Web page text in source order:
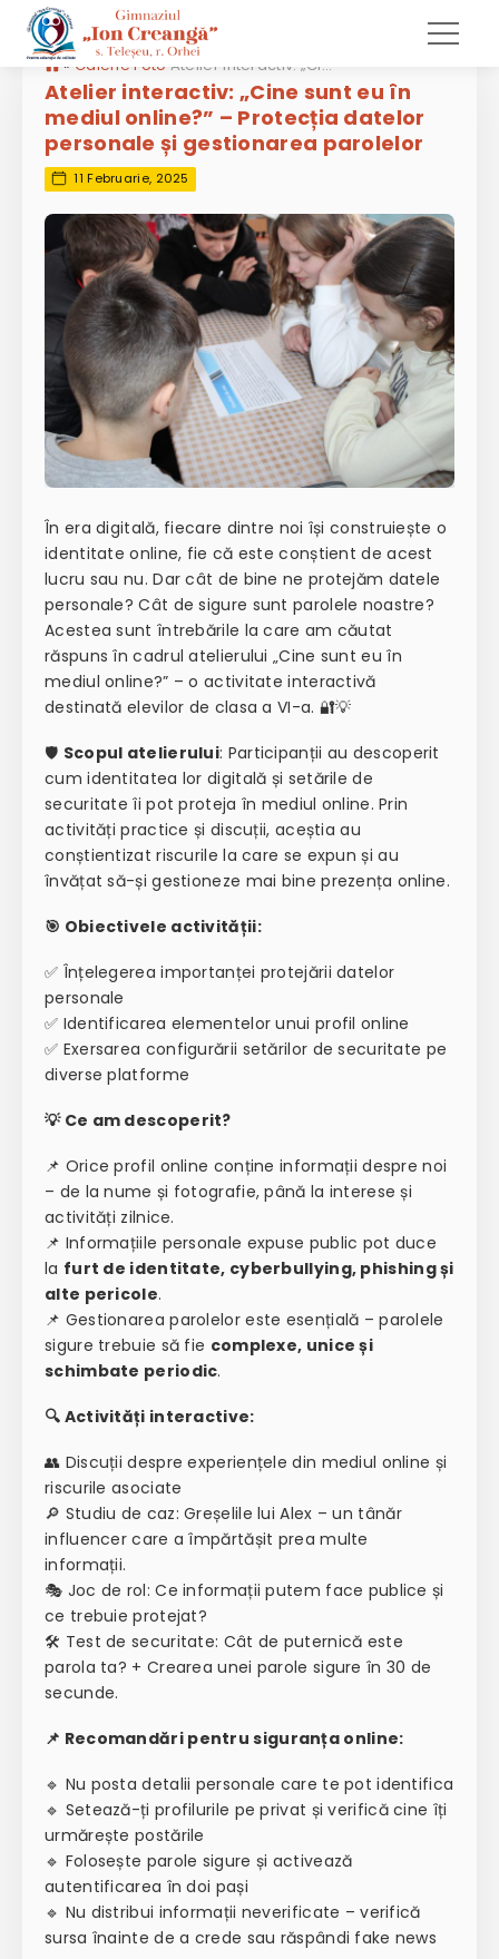
»Galerie Foto Atelier interactiv: „Cine sunt eu în mediul online?” – Protecția datelor personale și gestionarea parolelor
Atelier interactiv: „Cine sunt eu în
mediul online?” – Protecția datelor
personale și gestionarea parolelor
11 Februarie, 2025
În era digitală, fiecare dintre noi își construiește o
identitate online, fie că este conștient de acest
lucru sau nu. Dar cât de bine ne protejăm datele
personale? Cât de sigure sunt parolele noastre?
Acestea sunt întrebările la care am căutat
răspuns în cadrul atelierului „Cine sunt eu în
mediul online?” – o activitate interactivă
destinată elevilor de clasa a VI-a. 🔐💡
🛡 Scopul atelierului: Participanții au descoperit
cum identitatea lor digitală și setările de
securitate îi pot proteja în mediul online. Prin
activități practice și discuții, aceștia au
conștientizat riscurile la care se expun și au
învățat să-și gestioneze mai bine prezența online.
🎯 Obiectivele activității:
✅ Înțelegerea importanței protejării datelor
personale
✅ Identificarea elementelor unui profil online
✅ Exersarea configurării setărilor de securitate pe
diverse platforme
💡 Ce am descoperit?
📌 Orice profil online conține informații despre noi
– de la nume și fotografie, până la interese și
activități zilnice.
📌 Informațiile personale expuse public pot duce
la furt de identitate, cyberbullying, phishing și
alte pericole.
📌 Gestionarea parolelor este esențială – parolele
sigure trebuie să fie complexe, unice și
schimbate periodic.
🔍 Activități interactive:
👥 Discuții despre experiențele din mediul online și
riscurile asociate
🔎 Studiu de caz: Greșelile lui Alex – un tânăr
influencer care a împărtășit prea multe
informații.
🎭 Joc de rol: Ce informații putem face publice și
ce trebuie protejat?
🛠 Test de securitate: Cât de puternică este
parola ta? + Crearea unei parole sigure în 30 de
secunde.
📌 Recomandări pentru siguranța online:
🔹 Nu posta detalii personale care te pot identifica
🔹 Setează-ți profilurile pe privat și verifică cine îți
urmărește postările
🔹 Folosește parole sigure și activează
autentificarea în doi pași
🔹 Nu distribui informații neverificate – verifică
sursa înainte de a crede sau răspândi fake news